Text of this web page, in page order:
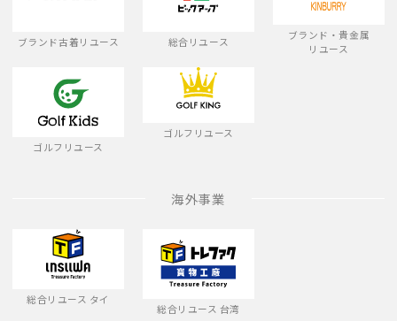
ブランド古着リユース 総合リユース
ブランド・貴金属
リユース
ゴルフリユース
ゴルフリユース
海外事業
総合リユース タイ
総合リユース 台湾